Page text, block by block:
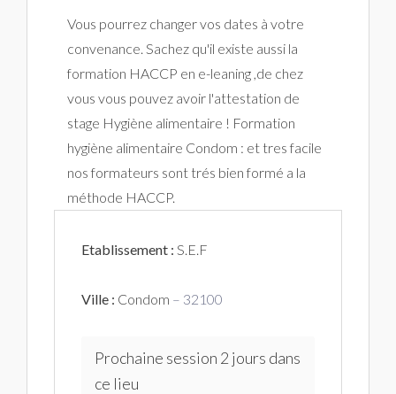
Vous pourrez changer vos dates à votre
convenance. Sachez qu'il existe aussi la
formation HACCP en e-leaning ,de chez
vous vous pouvez avoir l'attestation de
stage Hygiène alimentaire ! Formation
hygiène alimentaire Condom : et tres facile
nos formateurs sont trés bien formé a la
méthode HACCP.
Etablissement : S.E.F
Ville : Condom – 32100
Prochaine session 2 jours dans
ce lieu